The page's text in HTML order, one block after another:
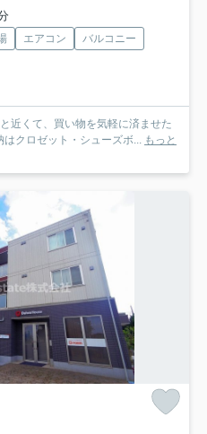
エアコン
バルコニー
近くて、買い物を気軽に済ませた
クロゼット・シューズボ... もっと